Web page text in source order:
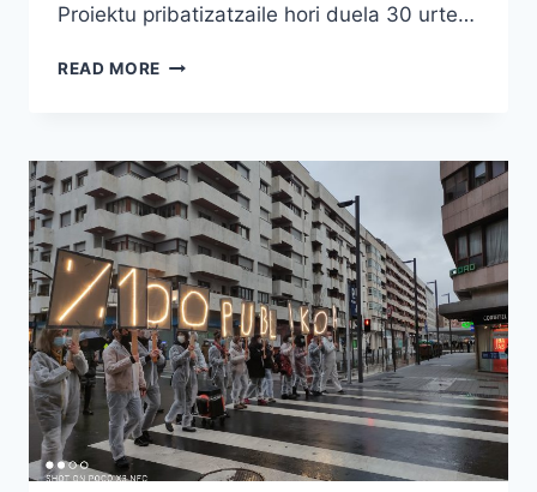
Proiektu pribatizatzaile hori duela 30 urte…
READ MORE LEHEN